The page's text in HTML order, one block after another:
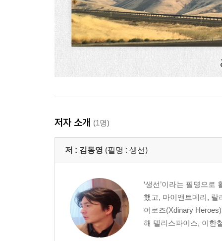
저자 소개 (1명)
저 : 김동영 (필명 : 생선)
‘생선’이라는 필명으로
했고, 마이앤트메리,
어로즈(Xdinary
해 델리스파이스, 이한